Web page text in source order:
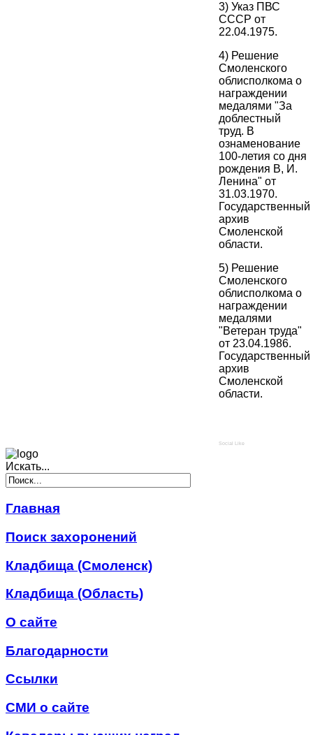
3) Указ ПВС
СССР от
22.04.1975.
4) Решение
Смоленского
облисполкома о
награждении
медалями "За
доблестный
труд. В
ознаменование
100-летия со дня
рождения В, И.
Ленина" от
31.03.1970.
Государственный
архив
Смоленской
области.
5) Решение
Смоленского
облисполкома о
награждении
медалями
"Ветеран труда"
от 23.04.1986.
Государственный
архив
Смоленской
области.
Social Like
Искать...
Главная
Поиск захоронений
Кладбища (Смоленск)
Кладбища (Область)
О сайте
Благодарности
Ссылки
СМИ о сайте